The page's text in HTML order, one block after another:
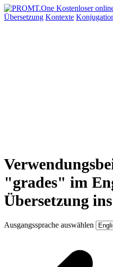
Übersetzung Kontexte
"grades" im
Übersetzung
Ausgangssprache auswählen